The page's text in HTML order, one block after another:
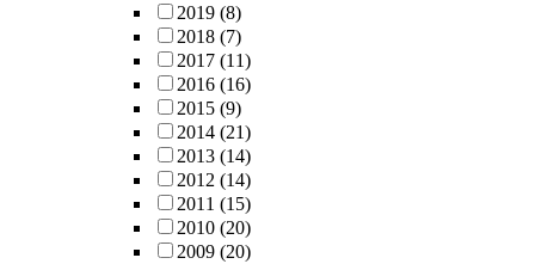
2019 (8)
2018 (7)
2017 (11)
2016 (16)
2015 (9)
2014 (21)
2013 (14)
2012 (14)
2011 (15)
2010 (20)
2009 (20)